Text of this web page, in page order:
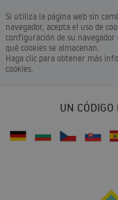
Si utiliza la página web sin
navegador, acepta el uso de
configuración de su
qué cookies se almacenan.
Haga clic para obtener más
cookies.
UN CÓDIGO